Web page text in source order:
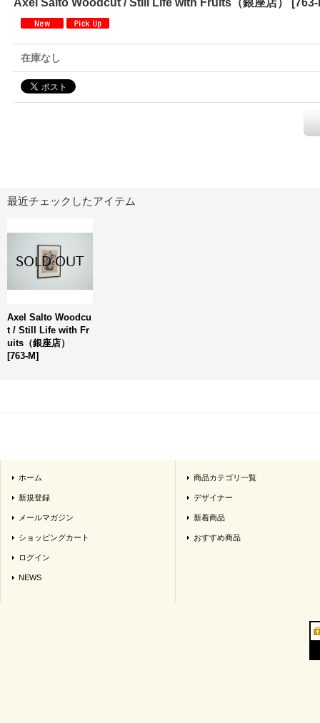
Axel Salto Woodcut / Still Life with Fruits（銀座店）
在庫なし
最近チェックしたアイテム
Axel Salto Woodcu
t / Still Life with Fr
uits（銀座店）
[763-M]
ホーム
新規登録
メールマガジン
ショッピングカート
ログイン
NEWS
商品カテゴリ一覧
デザイナー
新着商品
おすすめ商品